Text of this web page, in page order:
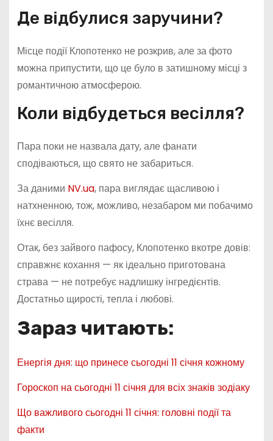
Де відбулися заручини?
Місце події Клопотенко не розкрив, але за фото
можна припустити, що це було в затишному місці з
романтичною атмосферою.
Коли відбудеться весілля?
Пара поки не назвала дату, але фанати
сподіваються, що свято не забариться.
За даними NV.ua, пара виглядає щасливою і
натхненною, тож, можливо, незабаром ми побачимо
їхнє весілля.
Отак, без зайвого пафосу, Клопотенко вкотре довів:
справжнє кохання — як ідеально приготована
страва — не потребує надлишку інгредієнтів.
Достатньо щирості, тепла і любові.
Зараз читають:
Енергія дня: що принесе сьогодні 11 січня кожному
Гороскоп на сьогодні 11 січня для всіх знаків зодіаку
Що важливого сьогодні 11 січня: головні події та
факти